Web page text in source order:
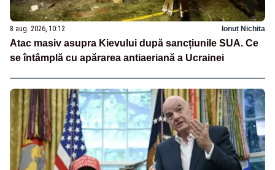
8 aug. 2026, 10:12 Ionuț Nichita
Atac masiv asupra Kievului după sancțiunile SUA. Ce
se întâmplă cu apărarea antiaeriană a Ucrainei